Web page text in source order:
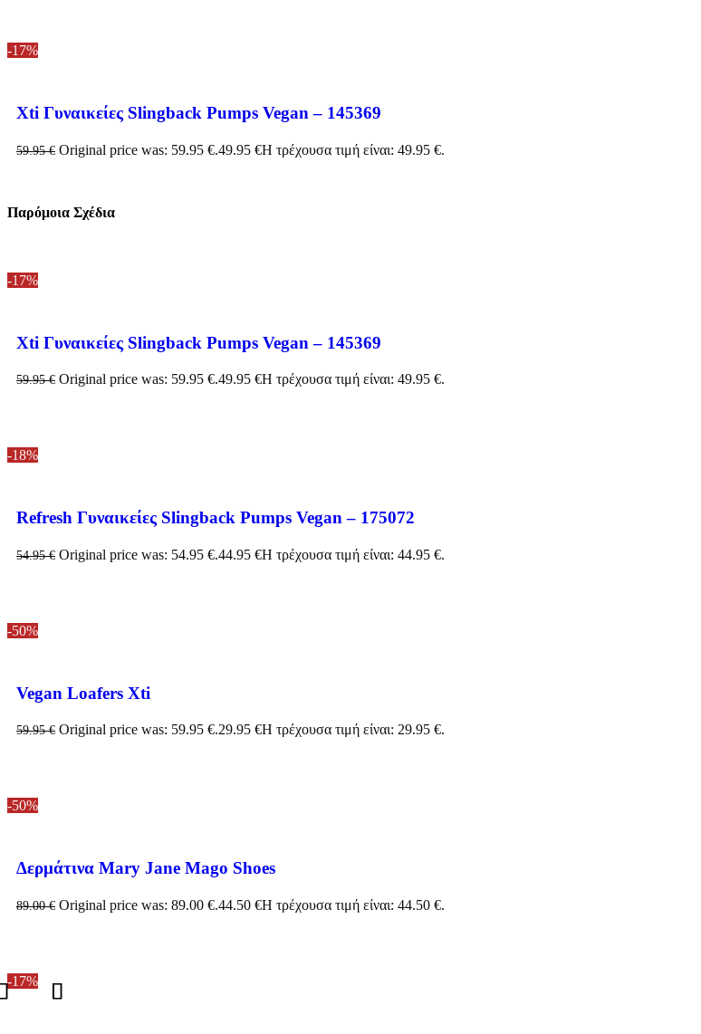
-17%
Xti Γυναικείες Slingback Pumps Vegan – 145369
59.95€ Original price was: 59.95 €.49.95 €Η τρέχουσα τιμή είναι: 49.95 €.
Παρόμοια Σχέδια
-17%
Xti Γυναικείες Slingback Pumps Vegan – 145369
59.95€ Original price was: 59.95 €.49.95 €Η τρέχουσα τιμή είναι: 49.95 €.
-18%
Refresh Γυναικείες Slingback Pumps Vegan – 175072
54.95€ Original price was: 54.95 €.44.95 €Η τρέχουσα τιμή είναι: 44.95 €.
-50%
Vegan Loafers Xti
59.95€ Original price was: 59.95 €.29.95 €Η τρέχουσα τιμή είναι: 29.95 €.
-50%
Δερμάτινα Mary Jane Mago Shoes
89.00€ Original price was: 89.00 €.44.50 €Η τρέχουσα τιμή είναι: 44.50 €.
-17%